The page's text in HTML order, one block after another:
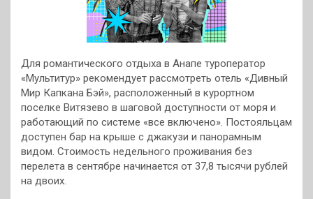
Для романтического отдыха в Анапе туроператор
«Мультитур» рекомендует рассмотреть отель «Дивный
Мир Капкана Бэй», расположенный в курортном
поселке Витязево в шаговой доступности от моря и
работающий по системе «все включено». Постояльцам
доступен бар на крыше с джакузи и панорамным
видом. Стоимость недельного проживания без
перелета в сентябре начинается от 37,8 тысячи рублей
на двоих.